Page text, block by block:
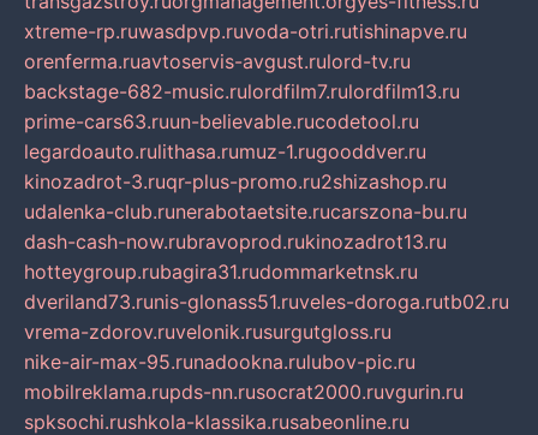
xtreme-rp.ruwasdpvp.ruvoda-otri.rutishinapve.ru
orenferma.ruavtoservis-avgust.rulord-tv.ru
backstage-682-music.rulordfilm7.rulordfilm13.ru
prime-cars63.ruun-believable.rucodetool.ru
legardoauto.rulithasa.rumuz-1.rugooddver.ru
kinozadrot-3.ruqr-plus-promo.ru2shizashop.ru
udalenka-club.runerabotaetsite.rucarszona-bu.ru
dash-cash-now.rubravoprod.rukinozadrot13.ru
hotteygroup.rubagira31.rudommarketnsk.ru
dveriland73.runis-glonass51.ruveles-doroga.rutb02.ru
vrema-zdorov.ruvelonik.rusurgutgloss.ru
nike-air-max-95.runadookna.rulubov-pic.ru
mobilreklama.rupds-nn.rusocrat2000.ruvgurin.ru
spksochi.rushkola-klassika.rusabeonline.ru